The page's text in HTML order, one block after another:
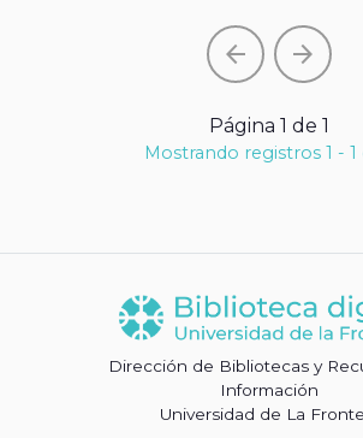
arrow_back arrow_forward
Página 1 de 1
Mostrando registros 1 - 1
Dirección de Bibliotecas y
Información
Universidad de La